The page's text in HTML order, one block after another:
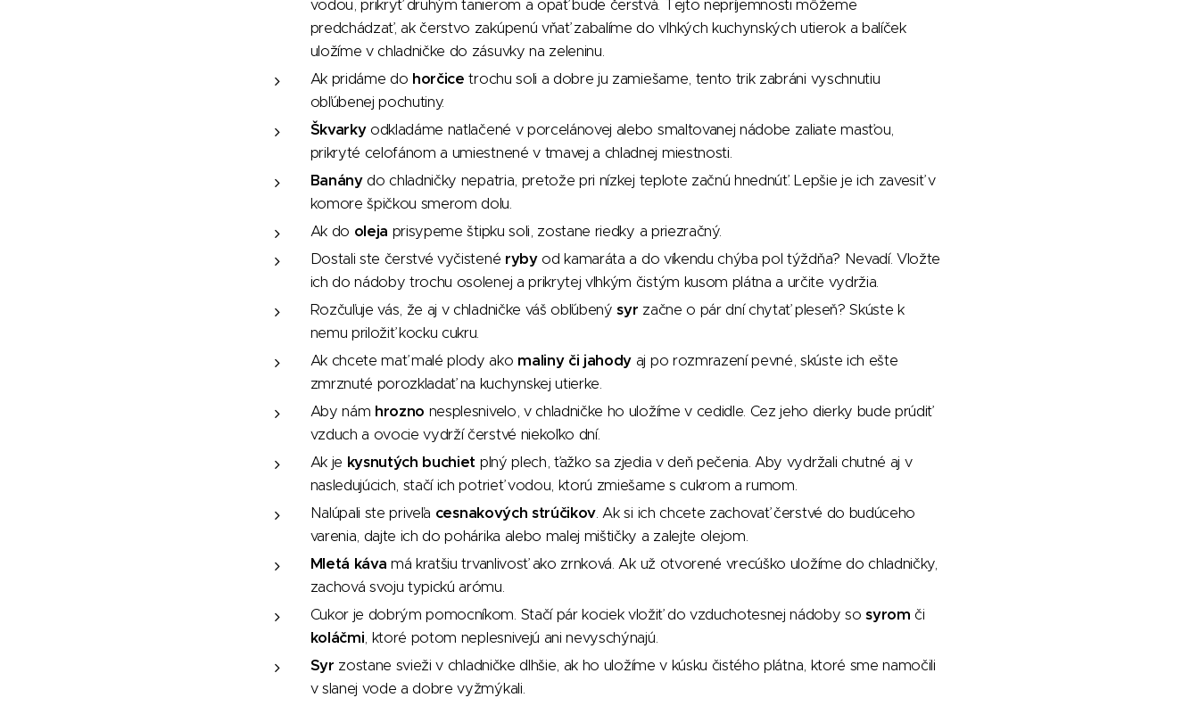
vodou, prikryť druhým tanierom a opäť bude čerstvá. Tejto nepríjemnosti môžeme
predchádzať, ak čerstvo zakúpenú vňať zabalíme do vlhkých kuchynských utierok a balíček
uložíme v chladničke do zásuvky na zeleninu.
Ak pridáme do horčice trochu soli a dobre ju zamiešame, tento trik zabráni vyschnutiu
obľúbenej pochutiny.
Škvarkyodkladáme natlačené v porcelánovej alebo smaltovanej nádobe zaliate masťou,
prikryté celofánom a umiestnené v tmavej a chladnej miestnosti.
Banánydo chladničky nepatria, pretože pri nízkej teplote začnú hnednúť. Lepšie je ich zavesiť v
komore špičkou smerom dolu.
Ak do oleja prisypeme štipku soli, zostane riedky a priezračný.
Dostali ste čerstvé vyčistené rybyod kamaráta a do víkendu chýba pol týždňa? Nevadí. Vložte
ich do nádoby trochu osolenej a prikrytej vlhkým čistým kusom plátna a určite vydržia.
Rozčuľuje vás, že aj v chladničke váš obľúbenýsyr začne o pár dní chytať pleseň? Skúste k
nemu priložiť kocku cukru.
Ak chcete mať malé plody ako maliny či jahody aj po rozmrazení pevné, skúste ich ešte
zmrznuté porozkladať na kuchynskej utierke.
Aby nám hrozno nesplesnivelo, v chladničke ho uložíme v cedidle. Cez jeho dierky bude prúdiť
vzduch a ovocie vydrží čerstvé niekoľko dní.
Ak je kysnutých buchiet plný plech, ťažko sa zjedia v deň pečenia. Aby vydržali chutné aj v
nasledujúcich, stačí ich potrieť vodou, ktorú zmiešame s cukrom a rumom.
Nalúpali ste priveľa cesnakových strúčikov. Ak si ich chcete zachovať čerstvé do budúceho
varenia, dajte ich do pohárika alebo malej mištičky a zalejte olejom.
Mletá káva má kratšiu trvanlivosť ako zrnková. Ak už otvorené vrecúško uložíme do chladničky,
zachová svoju typickú arómu.
Cukor je dobrým pomocníkom. Stačí pár kociek vložiť do vzduchotesnej nádoby sosyromči
koláčmi, ktoré potom neplesnivejú ani nevyschýnajú.
Syr zostane svieži v chladničke dlhšie, ak ho uložíme v kúsku čistého plátna, ktoré sme namočili
v slanej vode a dobre vyžmýkali.